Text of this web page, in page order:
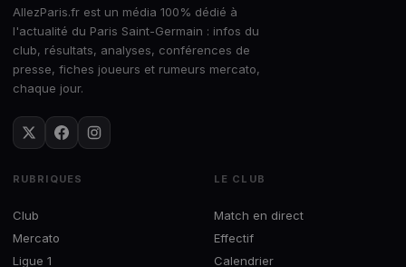
AllezParis.fr est un média 100% dédié à
l'actualité du Paris Saint-Germain : infos du
club, résultats, analyses, conférences de
presse, fiches joueurs et rumeurs mercato,
chaque jour.
RUBRIQUES
Club
Mercato
Ligue 1
LE CLUB
Match en direct
Effectif
Calendrier